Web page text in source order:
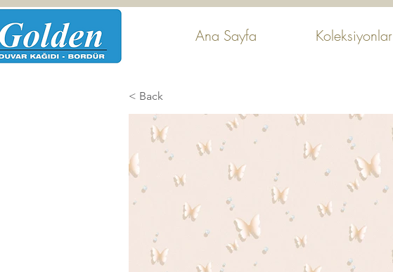
Ana Sayfa Koleksiyonlar
< Back